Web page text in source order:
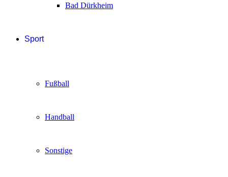
Bad Dürkheim
Sport
Fußball
Handball
Sonstige